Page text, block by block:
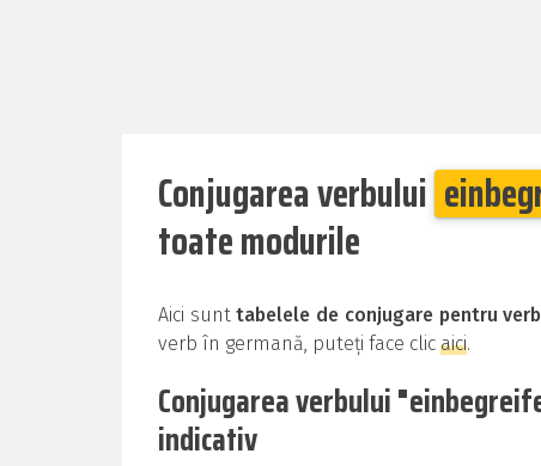
Conjugarea verbului
toate modurile
Aici sunttabelele de conjugare pentru
verb în germană, puteți face clic aici.
Conjugarea verbului
indicativ